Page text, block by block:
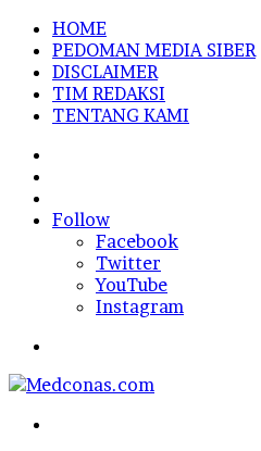
HOME
PEDOMAN MEDIA SIBER
DISCLAIMER
TIM REDAKSI
TENTANG KAMI
In
Follow
Facebook
Twitter
YouTube
Instagram